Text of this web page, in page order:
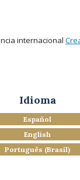
internacional
Idioma
Español
English
Português (Brasil)